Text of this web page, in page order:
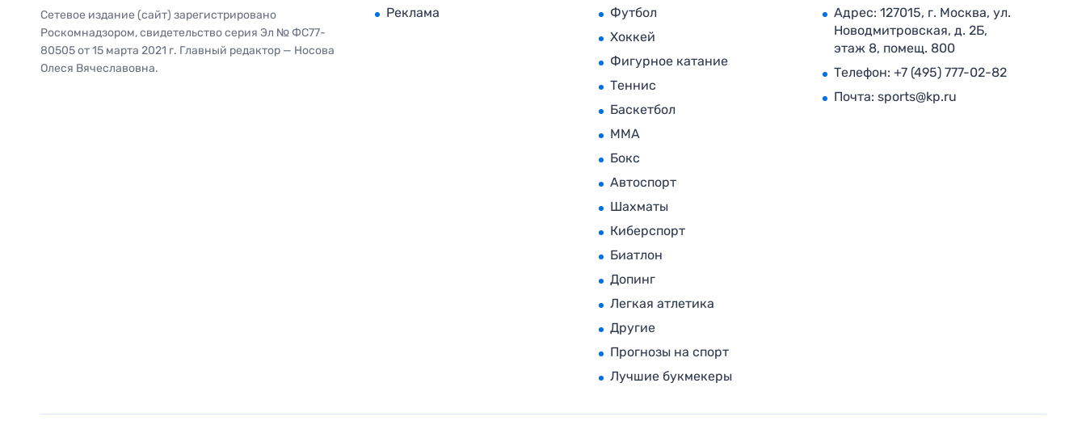
Сетевое издание (сайт) зарегистрировано
Роскомнадзором, свидетельство серия Эл № ФС77-
80505 от 15 марта 2021 г. Главный редактор — Носова
Олеся Вячеславовна.
Реклама
Футбол
Хоккей
Фигурное катание
Теннис
Баскетбол
MMA
Бокс
Автоспорт
Шахматы
Киберспорт
Биатлон
Допинг
Легкая атлетика
Другие
Прогнозы на спорт
Лучшие букмекеры
Адрес: 127015, г. Москва, ул.
Новодмитровская, д. 2Б,
этаж 8, помещ. 800
Телефон: +7 (495) 777-02-82
Почта: sports@kp.ru